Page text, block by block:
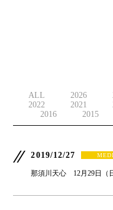
ALL 2026
2022
2021
2016
2015
2019/12/27
那須川天心 12月29日（